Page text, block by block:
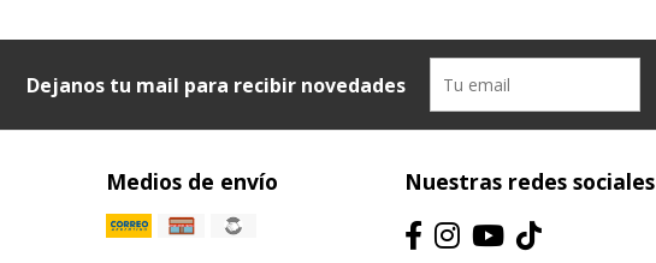
Dejanos tu mail para recibir novedades
Medios de envío Nuestras redes sociales